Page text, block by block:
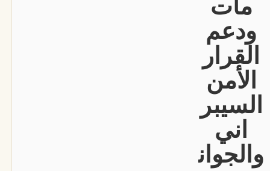
مات
ودعم
القرار
الأمن
السيبر
اني
والجوان